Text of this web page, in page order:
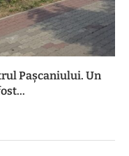
Pașcaniului. Un